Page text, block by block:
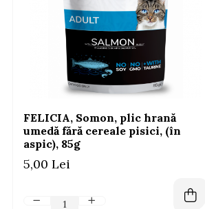
FELICIA, Somon, plic hrană
umedă fără cereale pisici, (în
aspic), 85g
5,00 Lei